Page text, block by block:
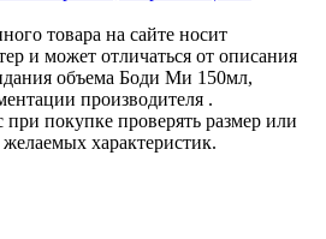
товара на сайте носит
и может отличаться от описания
объема Боди Ми 150мл,
производителя .
покупке проверять размер или
характеристик.